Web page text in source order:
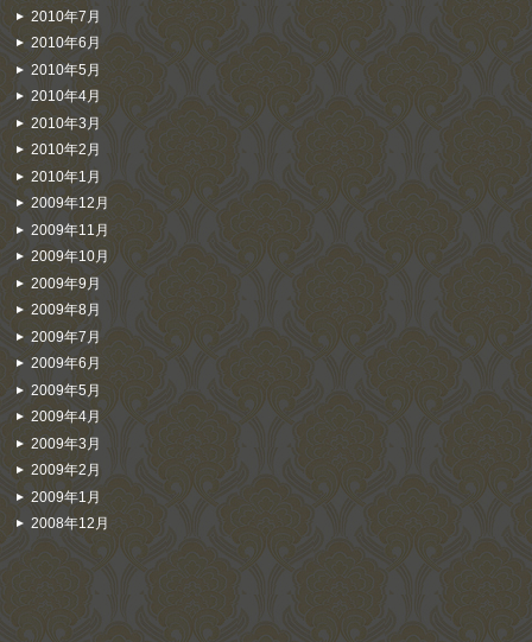
2010年7月
2010年6月
2010年5月
2010年4月
2010年3月
2010年2月
2010年1月
2009年12月
2009年11月
2009年10月
2009年9月
2009年8月
2009年7月
2009年6月
2009年5月
2009年4月
2009年3月
2009年2月
2009年1月
2008年12月